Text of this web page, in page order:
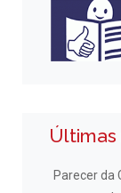
Últimas
Parecer da